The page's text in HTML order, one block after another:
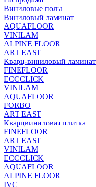
Виниловые полы
Виниловый ламинат
AQUAFLOOR
VINILAM
ALPINE FLOOR
ART EAST
Кварц-виниловый ламинат
FINEFLOOR
ECOCLICK
VINILAM
AQUAFLOOR
FORBO
ART EAST
Кварцвиниловая плитка
FINEFLOOR
ART EAST
VINILAM
ECOCLICK
AQUAFLOOR
ALPINE FLOOR
IVC